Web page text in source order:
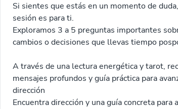
Si sientes que estás en un momento de
sesión es para ti.
Exploramos 3 a 5 preguntas importantes
cambios o decisiones que llevas tiempo
A través de una lectura energética y tarot,
mensajes profundos y guía práctica para
dirección
Encuentra dirección y una guía concreta